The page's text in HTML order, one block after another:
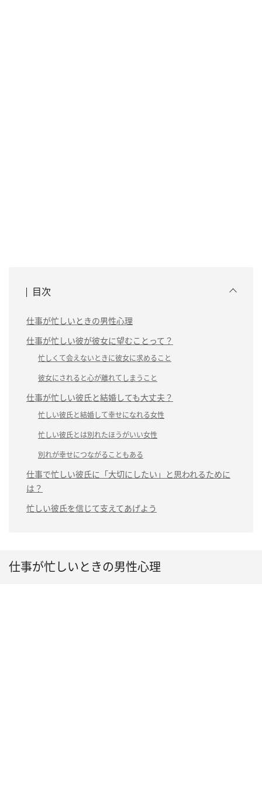
目次
仕事が忙しいときの男性心理
仕事が忙しい彼が彼女に望むことって？
忙しくて会えないときに彼女に求めること
彼女にされると心が離れてしまうこと
仕事が忙しい彼氏と結婚しても大丈夫？
忙しい彼氏と結婚して幸せになれる女性
忙しい彼氏とは別れたほうがいい女性
別れが幸せにつながることもある
仕事で忙しい彼氏に「大切にしたい」と思われるために
は？
忙しい彼氏を信じて支えてあげよう
仕事が忙しいときの男性心理